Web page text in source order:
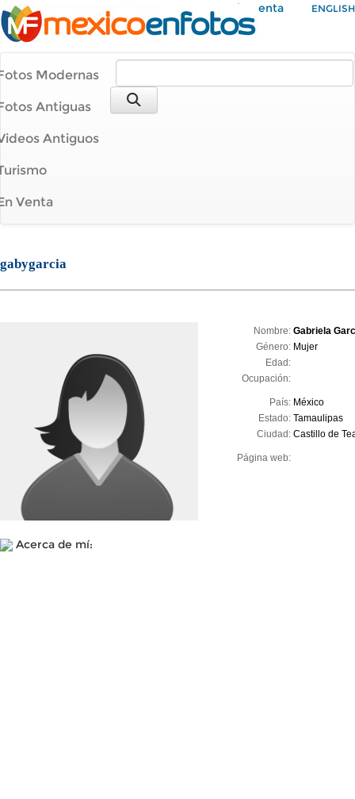
Mi Cuenta ENGLISH
Modernas
Antiguas
Antiguos
Venta
gabygarcia
Nombre: Gabriela
Género: Mujer
Edad:
Ocupación:
País: México
Estado: Tamaulipas
Ciudad: Castillo de
Página web:
Acerca de mí: